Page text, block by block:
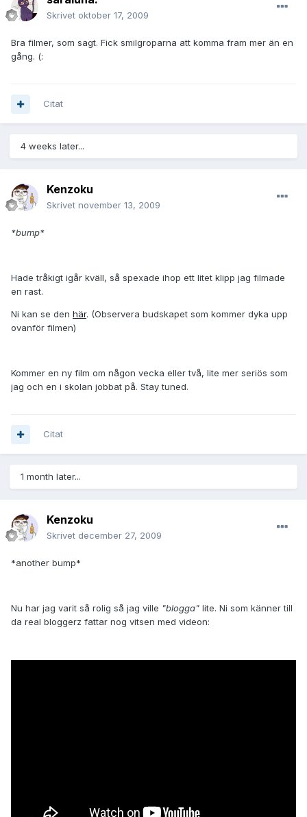
Skrivet oktober 17, 2009
Bra filmer, som sagt. Fick smilgroparna att komma fram mer än en
gång. (:
Citat
4 weeks later...
Kenzoku
Skrivet november 13, 2009
*bump*
Hade tråkigt igår kväll, så spexade ihop ett litet klipp jag filmade
en rast.
Ni kan se den här. (Observera budskapet som kommer dyka upp
ovanför filmen)
Kommer en ny film om någon vecka eller två, lite mer seriös som
jag och en i skolan jobbat på. Stay tuned.
Citat
1 month later...
Kenzoku
Skrivet december 27, 2009
*another bump*
Nu har jag varit så rolig så jag ville "blogga" lite. Ni som känner till
da real bloggerz fattar nog vitsen med videon: